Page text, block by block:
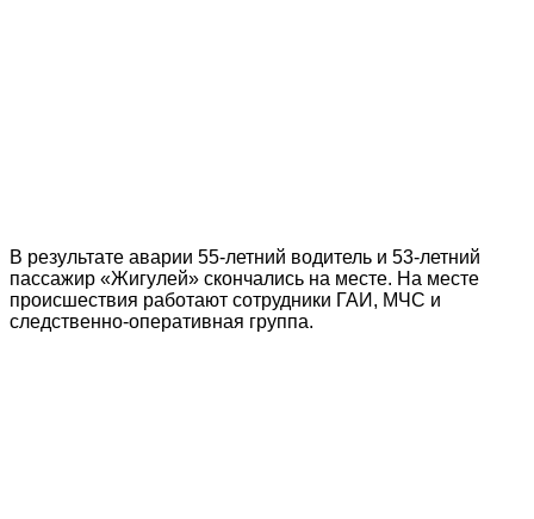
В результате аварии 55-летний водитель и 53-летний
пассажир «Жигулей» скончались на месте. На месте
происшествия работают сотрудники ГАИ, МЧС и
следственно-оперативная группа.